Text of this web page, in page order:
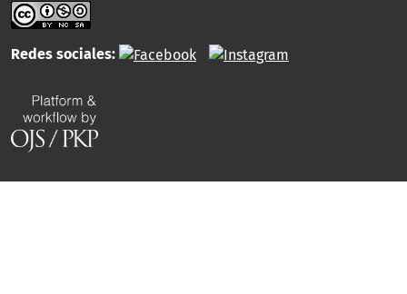
Redes sociales: